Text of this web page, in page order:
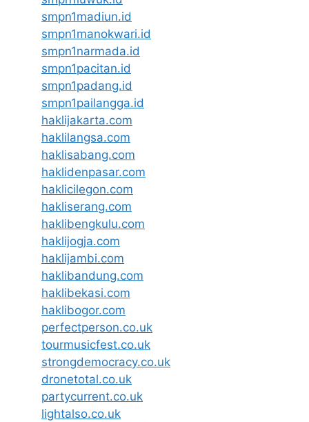
smpn1madiun.id
smpn1manokwari.id
smpn1narmada.id
smpn1pacitan.id
smpn1padang.id
smpn1pailangga.id
haklijakarta.com
haklilangsa.com
haklisabang.com
haklidenpasar.com
haklicilegon.com
hakliserang.com
haklibengkulu.com
haklijogja.com
haklijambi.com
haklibandung.com
haklibekasi.com
haklibogor.com
perfectperson.co.uk
tourmusicfest.co.uk
strongdemocracy.co.uk
dronetotal.co.uk
partycurrent.co.uk
lightalso.co.uk